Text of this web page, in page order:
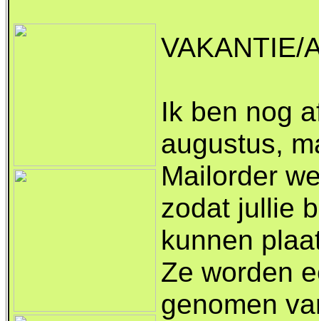
VAKANTIE/
Ik ben nog
augustus,
Mailorder
zodat jullie
kunnen
Ze worden
genomen